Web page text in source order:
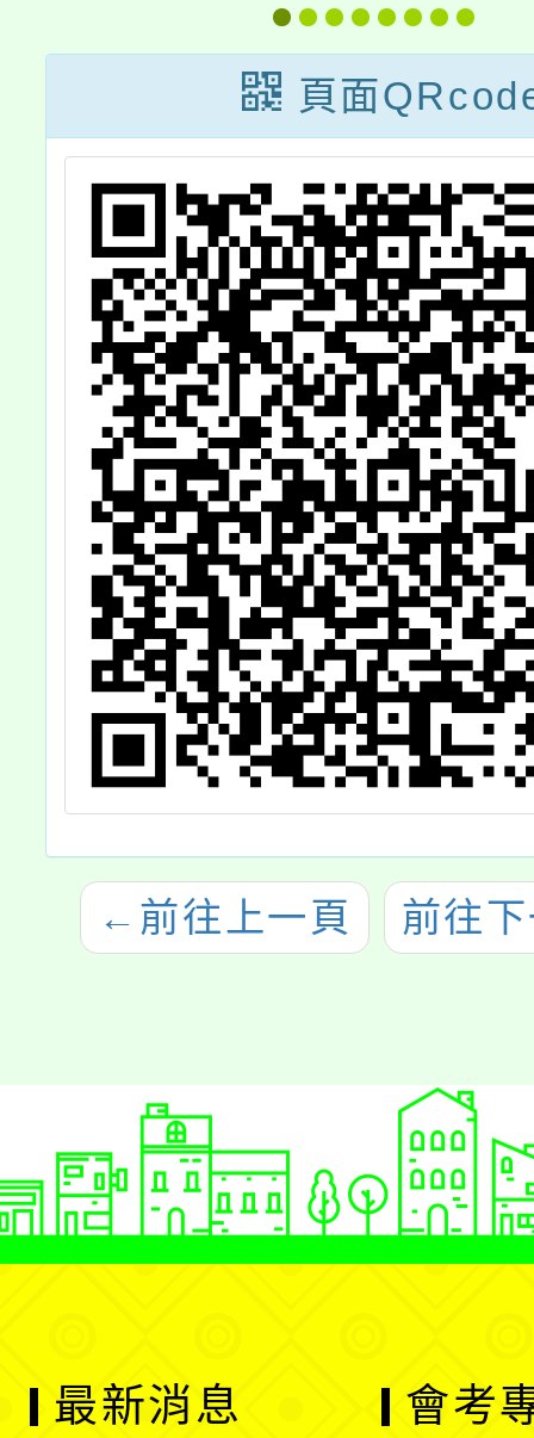
KDP全國學校經
營與教學創新國
際認證獎標竿/特
優方案分享會暨
研習活動」
共學
群
頁面
← 前往上一頁 前往
最新消息 會考